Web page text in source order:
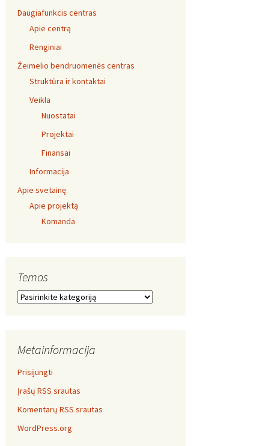
Daugiafunkcis centras
Apie centrą
Renginiai
Žeimelio bendruomenės centras
Struktūra ir kontaktai
Veikla
Nuostatai
Projektai
Finansai
Informacija
Apie svetainę
Apie projektą
Komanda
Temos
Temos
Metainformacija
Prisijungti
Įrašų RSS srautas
Komentarų RSS srautas
WordPress.org